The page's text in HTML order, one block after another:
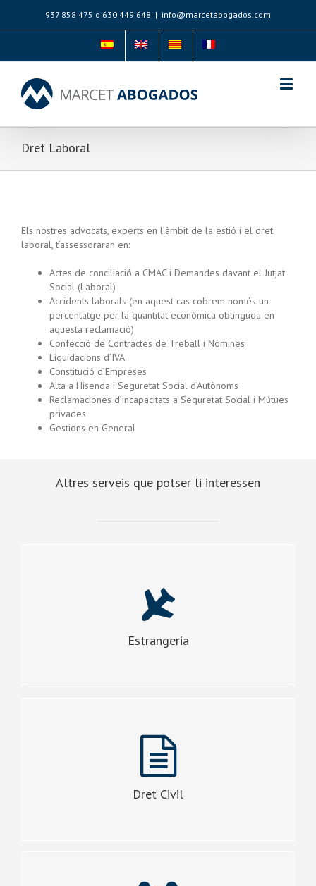
937 858 475 o 630 449 648 | info@marcetabogados.com
Dret Laboral
Els nostres advocats, experts en l’àmbit de la estió i el dret
laboral, t’assessoraran en:
Actes de conciliació a CMAC i Demandes davant el Jutjat
Social (Laboral)
Accidents laborals (en aquest cas cobrem només un
percentatge per la quantitat econòmica obtinguda en
aquesta reclamació)
Confecció de Contractes de Treball i Nòmines
Liquidacions d’IVA
Constitució d’Empreses
Alta a Hisenda i Seguretat Social d’Autònoms
Reclamaciones d’incapacitats a Seguretat Social i Mútues
privades
Gestions en General
Altres serveis que potser li interessen
Estrangeria
Sol·licitud i renovació de Targeta de residència i treball
NIE, reagrupacions familiars, sol·licitud de Nacionalitat
Espanyola…
Dret Civil
Arrendaments i desnonaments, reclamacions d’accidents
tant de trànsit com laborals, defectes de construcció
d’eficicis, etc.
DIVORCIS I TESTAMENTS